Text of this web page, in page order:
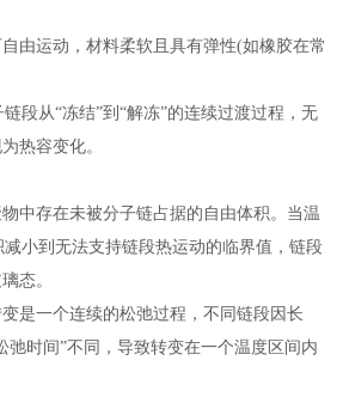
运动，材料柔软且具有弹性(如橡胶在常
从“冻结”到“解冻”的连续过渡过程，无
热容变化。
存在未被分子链占据的自由体积。当温
小到无法支持链段热运动的临界值，链段
态。
一个连续的松弛过程，不同链段因长
弛时间”不同，导致转变在一个温度区间内